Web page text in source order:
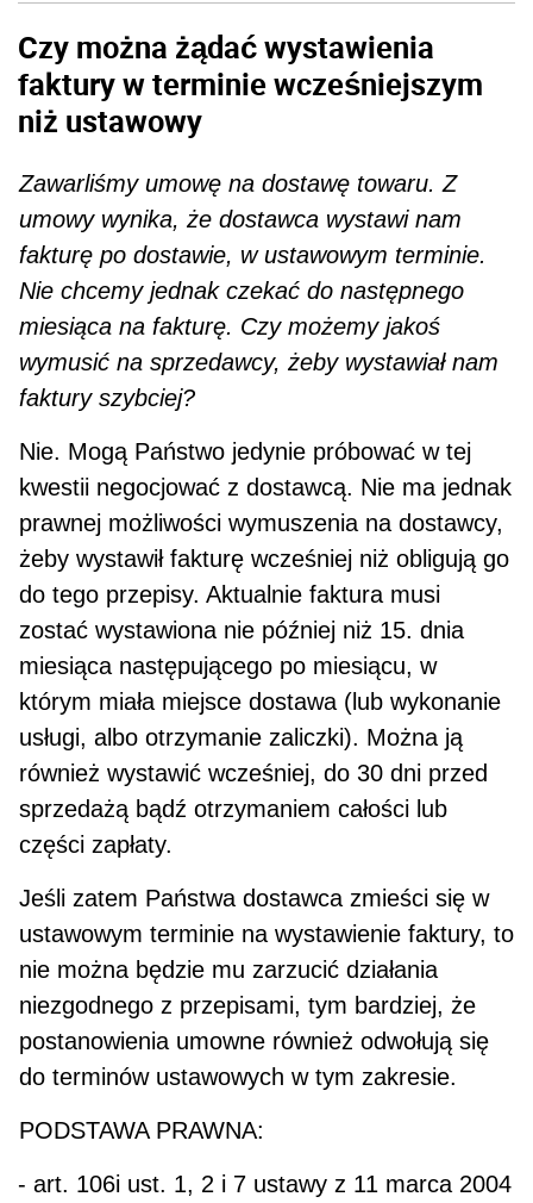
Czy można żądać wystawienia
faktury w terminie wcześniejszym
niż ustawowy
Zawarliśmy umowę na dostawę towaru. Z
umowy wynika, że dostawca wystawi nam
fakturę po do­stawie, w ustawowym terminie.
Nie chcemy jednak czekać do następnego
miesiąca na fakturę. Czy możemy jakoś
wymusić na sprzedawcy, żeby wystawiał nam
faktury szybciej?
Nie. Mogą Państwo jedynie próbować w tej
kwestii negocjować z dostawcą. Nie ma jednak
prawnej możliwości wymuszenia na dostawcy,
żeby wystawił fakturę wcześniej niż obligują go
do tego przepisy. Aktualnie faktura musi
zostać wystawiona nie później niż 15. dnia
miesiąca następującego po miesiącu, w
którym miała miejsce dostawa (lub wykonanie
usługi, albo otrzymanie zaliczki). Można ją
również wy­stawić wcześniej, do 30 dni przed
sprzedażą bądź otrzymaniem całości lub
części zapłaty.
Jeśli zatem Państwa dostawca zmieści się w
ustawowym terminie na wystawienie faktury, to
nie można będzie mu zarzucić działania
niezgodnego z przepisami, tym bardziej, że
postanowienia umowne również odwołują się
do terminów ustawowych w tym zakresie.
PODSTAWA PRAWNA:
- art. 106i ust. 1, 2 i 7 ustawy z 11 marca 2004